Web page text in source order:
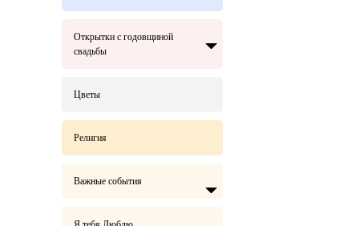
Открытки с годовщиной
свадьбы
Цветы
Религия
Важные события